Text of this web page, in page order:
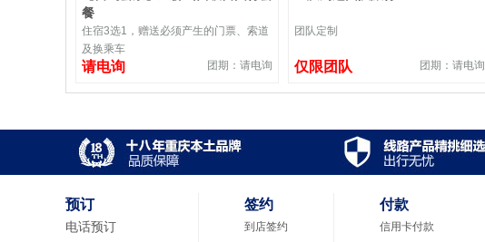
餐
住宿3选1，赠送必须产生的门票、索道
及换乘车
请电询 团期：请电询
团队定制
仅限团队 团期：请电询
预订
电话预订
签约
到店签约
付款
信用卡付款